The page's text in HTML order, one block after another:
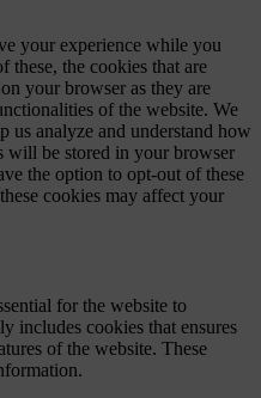
your experience while you
these, the cookies that are
your browser as they are
of the website. We
us analyze and understand how
will be stored in your browser
the option to opt-out of these
cookies may affect your
for the website to
includes cookies that ensures
of the website. These